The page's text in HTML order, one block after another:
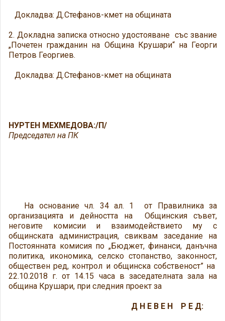
Докладва: Д.Стефанов-кмет на общината
2. Докладна записка относно удостояване със звание
„Почетен гражданин на Община Крушари“ на Георги
Петров Георгиев.
Докладва: Д.Стефанов-кмет на общината
НУРТЕН МЕХМЕДОВА:/П/
Председател на ПК
На основание чл. 34 ал. 1 от Правилника за
организацията и дейността на Общинския съвет,
неговите комисии и взаимодействието му с
общинската администрация, свиквам заседание на
Постоянната комисия по „Бюджет, финанси, данъчна
политика, икономика, селско стопанство, законност,
обществен ред, контрол и общинска собственост” на
22.10.2018 г. от 14.15 часа в заседателната зала на
община Крушари, при следния проект за
Д Н Е В Е Н Р Е Д: